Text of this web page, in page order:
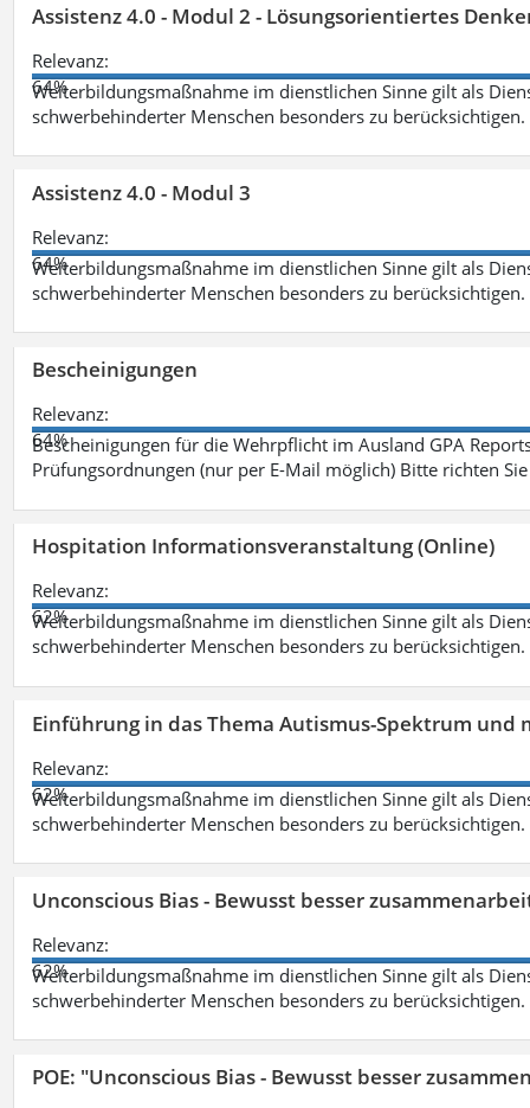
Assistenz 4.0 - Modul 2 - Lösungsorientiertes
Relevanz:
64%
Weiterbildungsmaßnahme im dienstlichen Sinne gilt als
schwerbehinderter Menschen besonders zu berücksichtigen.
Assistenz 4.0 - Modul 3
Relevanz:
64%
Weiterbildungsmaßnahme im dienstlichen Sinne gilt als
schwerbehinderter Menschen besonders zu
Bescheinigungen
Relevanz:
64%
Bescheinigungen für die Wehrpflicht im Ausland GPA
Prüfungsordnungen (nur per E-Mail möglich) Bitte richten
Hospitation Informationsveranstaltung (Online)
Relevanz:
62%
Weiterbildungsmaßnahme im dienstlichen Sinne gilt als
schwerbehinderter Menschen besonders zu berücksichtigen.
Einführung in das Thema Autismus-Spektrum
Relevanz:
62%
Weiterbildungsmaßnahme im dienstlichen Sinne gilt als
schwerbehinderter Menschen besonders zu berücksichtigen.
Unconscious Bias - Bewusst besser
Relevanz:
62%
Weiterbildungsmaßnahme im dienstlichen Sinne gilt als
schwerbehinderter Menschen besonders zu berücksichtigen.
POE: "Unconscious Bias - Bewusst besser